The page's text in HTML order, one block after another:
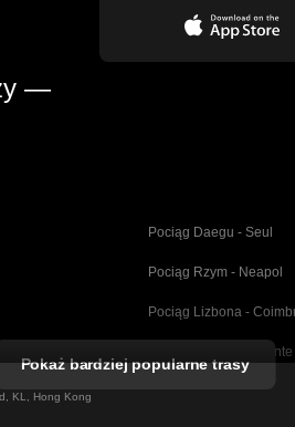
—
Pociąg Daegu - Seul
Pociąg Rzym - Neapol
Pociąg Lizbona -
Pociąg Madryt - Alicante
Pokaż bardziej popularne trasy
KL, Hong Kong